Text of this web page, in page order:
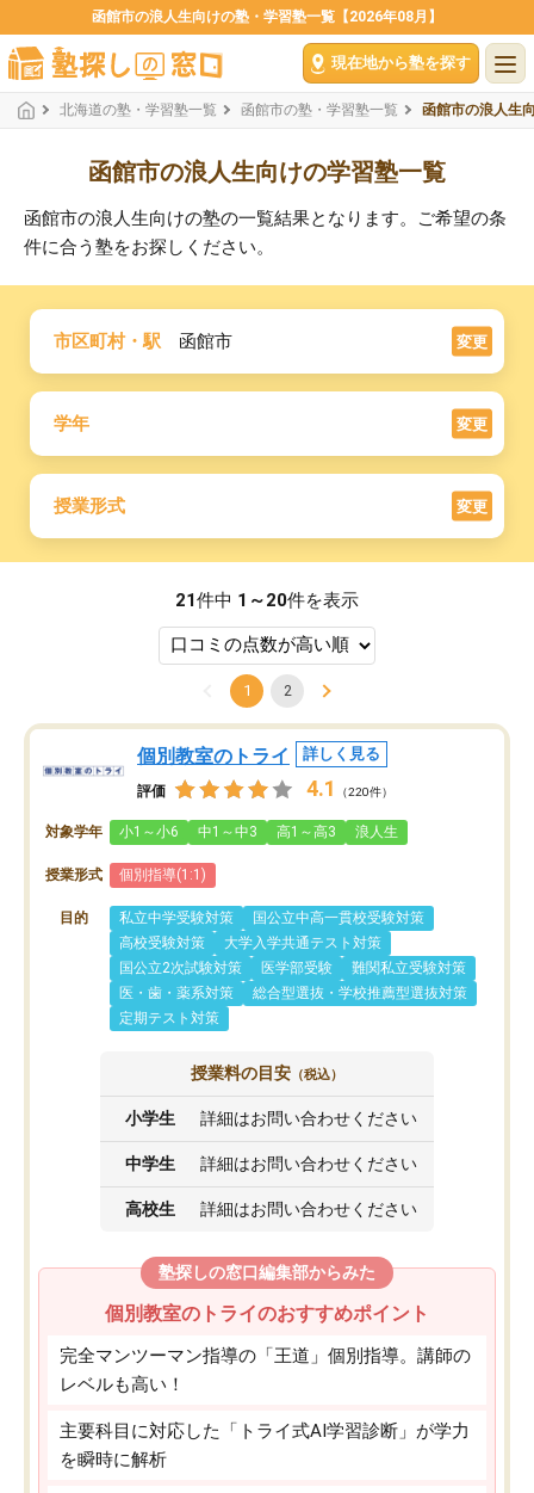
函館市の浪人生向けの塾・学習塾一覧【2026年08月】
現在地から塾を探す
北海道の塾・学習塾一覧 函館市の塾・学習塾一覧 函館市の浪人生
函館市の浪人生向けの学習塾一覧
函館市の浪人生向けの塾の一覧結果となります。ご希望の条
件に合う塾をお探しください。
市区町村・駅 函館市 変更
学年 変更
授業形式 変更
21件中 1～20件を表示
1 2
個別教室のトライ 詳しく見る
評価 4.1 （220件）
対象学年 小1～小6 中1～中3 高1～高3 浪人生
授業形式 個別指導(1:1)
目的 私立中学受験対策
国公立中高一貫校受験対策
高校受験対策
大学入学共通テスト対策
国公立2次試験対策
医学部受験
難関私立受験対策
医・歯・薬系対策
総合型選抜・学校推薦型選抜対策
定期テスト対策
授業料の目安 （税込）
小学生 詳細はお問い合わせください
中学生 詳細はお問い合わせください
高校生 詳細はお問い合わせください
塾探しの窓口編集部からみた
個別教室のトライのおすすめポイント
完全マンツーマン指導の「王道」個別指導。講師の
レベルも高い！
主要科目に対応した「トライ式AI学習診断」が学力
を瞬時に解析